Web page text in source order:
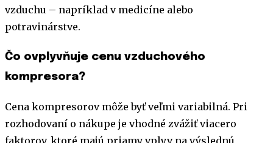
vzduchu – napríklad v medicíne alebo
potravinárstve.
Čo ovplyvňuje cenu vzduchového
kompresora?
Cena kompresorov môže byť veľmi variabilná. Pri
rozhodovaní o nákupe je vhodné zvážiť viacero
faktorov, ktoré majú priamy vplyv na výslednú